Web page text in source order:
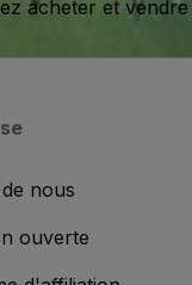
acheter et
nous
ouverte